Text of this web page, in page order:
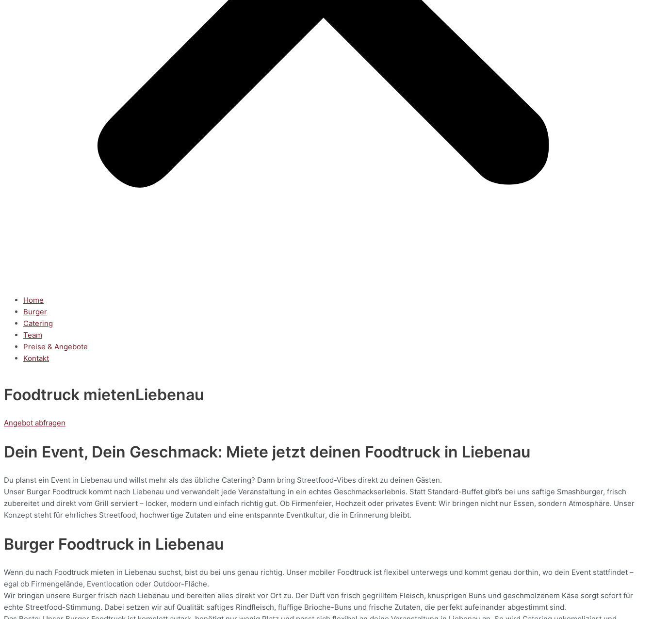
Home
Burger
Catering
Team
Preise & Angebote
Kontakt
Foodtruck mietenLiebenau
Angebot abfragen
Dein Event, Dein Geschmack: Miete jetzt deinen Foodtruck in Liebenau
Du planst ein Event in Liebenau und willst mehr als das übliche Catering? Dann bring Streetfood-Vibes direkt zu deinen Gästen.
Unser Burger Foodtruck kommt nach Liebenau und verwandelt jede Veranstaltung in ein echtes Geschmackserlebnis. Statt Standard-Buffet gibt’s bei uns saftige Smashburger, frisch
zubereitet und direkt vom Grill serviert – locker, modern und einfach richtig gut. Ob Firmenfeier, Hochzeit oder privates Event: Wir bringen nicht nur Essen, sondern Atmosphäre. Unser
Konzept steht für ehrliches Streetfood, hochwertige Zutaten und eine entspannte Eventkultur, die in Erinnerung bleibt.
Burger Foodtruck in Liebenau
Wenn du nach Foodtruck mieten in Liebenau suchst, bist du bei uns genau richtig. Unser mobiler Foodtruck ist flexibel unterwegs und kommt genau dorthin, wo dein Event stattfindet –
egal ob Firmengelände, Eventlocation oder Outdoor-Fläche.
Wir bringen unsere Burger frisch nach Liebenau und bereiten alles direkt vor Ort zu. Der Duft von frisch gegrilltem Fleisch, knusprigen Buns und geschmolzenem Käse sorgt sofort für
echte Streetfood-Stimmung. Dabei setzen wir auf Qualität: saftiges Rindfleisch, fluffige Brioche-Buns und frische Zutaten, die perfekt aufeinander abgestimmt sind.